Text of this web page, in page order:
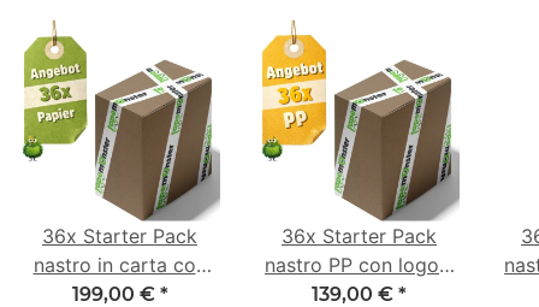
36x Starter Pack
nastro in carta con
logo - 1 colore - 50
199,00 € *
36x Starter Pack
nastro PP con logo -
1 colore - 48 mm x
139,00 € *